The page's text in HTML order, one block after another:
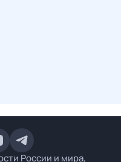
России и мира,